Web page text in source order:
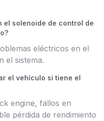
el solenoide de control de
eléctricos en el
el sistema.
el vehículo si tiene el
engine, fallos en
pérdida de rendimiento